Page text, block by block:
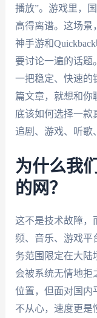
播放”。游戏里，
高得离谱。这场景
神手游和
要讨论一遍的话题
一把稳定、快速的
篇文章，就想和你
底该如何选择一款
追剧、游戏、听歌
为什么我
的网？
这不是技术故障，
频、音乐、游戏平
务范围限定在大陆
会被系统无情地拒
位置，但面对国内
不从心，速度更是